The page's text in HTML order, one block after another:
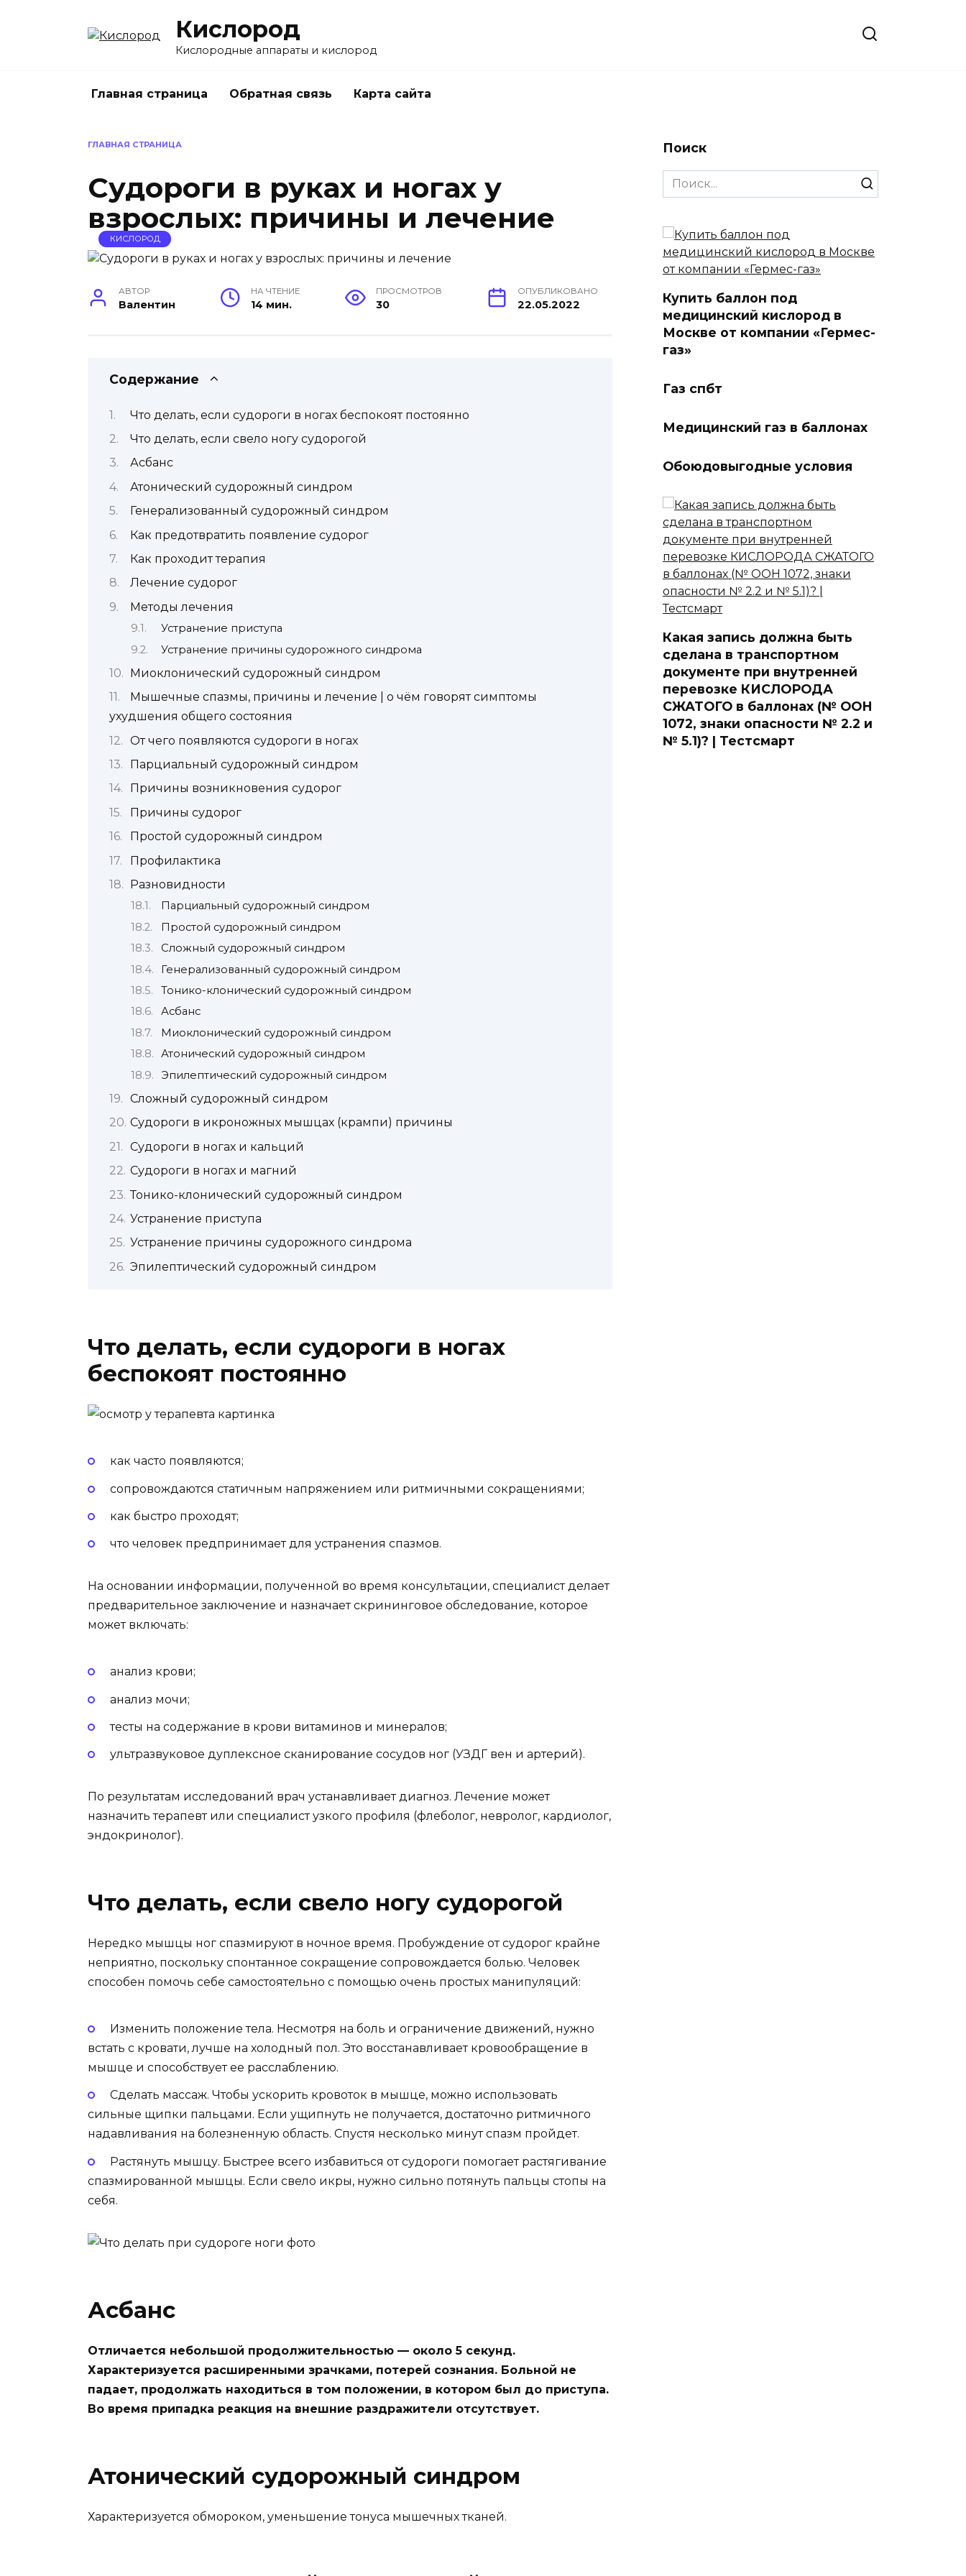
Кислород
Кислородные аппараты и кислород
Главная страница Обратная связь Карта сайта
ГЛАВНАЯ СТРАНИЦА
Судороги в руках и ногах у
взрослых: причины и лечение
КИСЛОРОД
АВТОР
Валентин
НА ЧТЕНИЕ
14 мин.
ПРОСМОТРОВ
30
ОПУБЛИКОВАНО
22.05.2022
Содержание
Что делать, если судороги в ногах беспокоят постоянно
Что делать, если свело ногу судорогой
Асбанс
Атонический судорожный синдром
Генерализованный судорожный синдром
Как предотвратить появление судорог
Как проходит терапия
Лечение судорог
Методы лечения
Устранение приступа
Устранение причины судорожного синдрома
Миоклонический судорожный синдром
Мышечные спазмы, причины и лечение | о чём говорят симптомы
ухудшения общего состояния
От чего появляются судороги в ногах
Парциальный судорожный синдром
Причины возникновения судорог
Причины судорог
Простой судорожный синдром
Профилактика
Разновидности
Парциальный судорожный синдром
Простой судорожный синдром
Сложный судорожный синдром
Генерализованный судорожный синдром
Тонико-клонический судорожный синдром
Асбанс
Миоклонический судорожный синдром
Атонический судорожный синдром
Эпилептический судорожный синдром
Сложный судорожный синдром
Судороги в икроножных мышцах (крампи) причины
Судороги в ногах и кальций
Судороги в ногах и магний
Тонико-клонический судорожный синдром
Устранение приступа
Устранение причины судорожного синдрома
Эпилептический судорожный синдром
Что делать, если судороги в ногах
беспокоят постоянно
как часто появляются;
сопровождаются статичным напряжением или ритмичными сокращениями;
как быстро проходят;
что человек предпринимает для устранения спазмов.
На основании информации, полученной во время консультации, специалист делает
предварительное заключение и назначает скрининговое обследование, которое
может включать:
анализ крови;
анализ мочи;
тесты на содержание в крови витаминов и минералов;
ультразвуковое дуплексное сканирование сосудов ног (УЗДГ вен и артерий).
По результатам исследований врач устанавливает диагноз. Лечение может
назначить терапевт или специалист узкого профиля (флеболог, невролог, кардиолог,
эндокринолог).
Что делать, если свело ногу судорогой
Нередко мышцы ног спазмируют в ночное время. Пробуждение от судорог крайне
неприятно, поскольку спонтанное сокращение сопровождается болью. Человек
способен помочь себе самостоятельно с помощью очень простых манипуляций:
Изменить положение тела. Несмотря на боль и ограничение движений, нужно
встать с кровати, лучше на холодный пол. Это восстанавливает кровообращение в
мышце и способствует ее расслаблению.
Сделать массаж. Чтобы ускорить кровоток в мышце, можно использовать
сильные щипки пальцами. Если ущипнуть не получается, достаточно ритмичного
надавливания на болезненную область. Спустя несколько минут спазм пройдет.
Растянуть мышцу. Быстрее всего избавиться от судороги помогает растягивание
спазмированной мышцы. Если свело икры, нужно сильно потянуть пальцы стопы на
себя.
Асбанс
Отличается небольшой продолжительностью — около 5 секунд.
Характеризуется расширенными зрачками, потерей сознания. Больной не
падает, продолжать находиться в том положении, в котором был до приступа.
Во время припадка реакция на внешние раздражители отсутствует.
Атонический судорожный синдром
Характеризуется обмороком, уменьшение тонуса мышечных тканей.
Поиск
Search
for:
Купить баллон под
медицинский кислород в
Москве от компании «Гермес-
газ»
Газ спбт
Медицинский газ в баллонах
Обоюдовыгодные условия
Какая запись должна быть
сделана в транспортном
документе при внутренней
перевозке КИСЛОРОДА
СЖАТОГО в баллонах (№ ООН
1072, знаки опасности № 2.2 и
№ 5.1)? | Тестсмарт